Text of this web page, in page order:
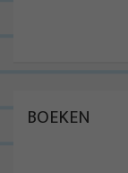
BOEKEN